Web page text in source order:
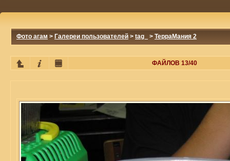
Фото агам > Галереи пользователей > tag_ > ТерраМания 2
ФАЙЛОВ 13/40